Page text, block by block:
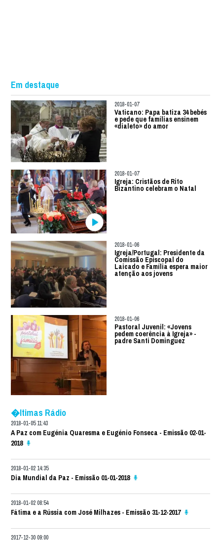
Em destaque
2018-01-07
Vaticano: Papa batiza 34 bebés
e pede que famílias ensinem
«dialeto» do amor
2018-01-07
Igreja: Cristãos de Rito
Bizantino celebram o Natal
2018-01-06
Igreja/Portugal: Presidente da
Comissão Episcopal do
Laicado e Família espera maior
atenção aos jovens
2018-01-06
Pastoral Juvenil: «Jovens
pedem coerência à Igreja» -
padre Santi Dominguez
�ltimas Rádio
2018-01-05 11:43
A Paz com Eugénia Quaresma e Eugénio Fonseca - Emissão 02-01-
2018
2018-01-02 14:35
Dia Mundial da Paz - Emissão 01-01-2018
2018-01-02 08:54
Fátima e a Rússia com José Milhazes - Emissão 31-12-2017
2017-12-30 09:00